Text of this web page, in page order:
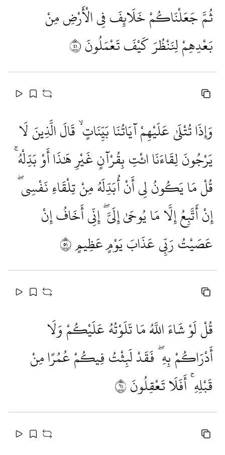
ثُمَّ جَعَلْنَاكُمْ خَلَائِفَ فِي الْأَرْضِ مِنْ
بَعْدِهِمْ لِنَنْظُرَ كَيْفَ تَعْمَلُونَ١٤
وَإِذَا تُتْلَىٰ عَلَيْهِمْ آيَاتُنَا بَيِّنَاتٍ ۙ قَالَ الَّذِينَ لَا
يَرْجُونَ لِقَاءَنَا ائْتِ بِقُرْآنٍ غَيْرِ هَٰذَا أَوْ بَدِّلْهُ ۚ
قُلْ مَا يَكُونُ لِي أَنْ أُبَدِّلَهُ مِنْ تِلْقَاءِ نَفْسِي ۖ
إِنْ أَتَّبِعُ إِلَّا مَا يُوحَىٰ إِلَيَّ ۖ إِنِّي أَخَافُ إِنْ
عَصَيْتُ رَبِّي عَذَابَ يَوْمٍ عَظِيمٍ١٥
قُلْ لَوْ شَاءَ اللَّهُ مَا تَلَوْتُهُ عَلَيْكُمْ وَلَا
أَدْرَاكُمْ بِهِ ۖ فَقَدْ لَبِثْتُ فِيكُمْ عُمُرًا مِنْ
قَبْلِهِ ۚ أَفَلَا تَعْقِلُونَ١٦